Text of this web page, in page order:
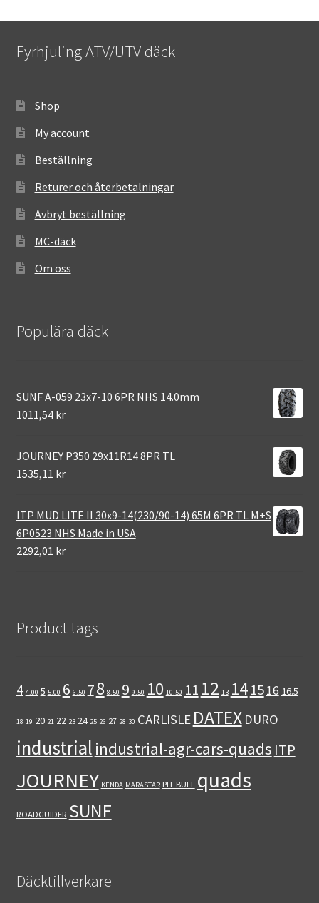
Fyrhjuling ATV/UTV däck
Shop
My account
Beställning
Returer och återbetalningar
Avbryt beställning
MC-däck
Om oss
Populära däck
SUNF A-059 23x7-10 6PR NHS 14.0mm
1011,54 kr
JOURNEY P350 29x11R14 8PR TL
1535,11 kr
ITP MUD LITE II 30x9-14(230/90-14) 65M 6PR TL M+S
6P0523 NHS Made in USA
2292,01 kr
Product tags
4 4.00 5 5.00 6 6.50 78 8.50 9 9.50 10 10.50 11 12 13 14 1516 16.5
18 19 20 21 22 23 24 25 26 27 28 30 CARLISLE DATEX DURO
industrial industrial-agr-cars-quads ITP
JOURNEY KENDA MARASTAR PIT BULL quads
ROADGUIDER SUNF
Däcktillverkare